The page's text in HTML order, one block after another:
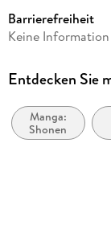
Reihe
Autor/Autorin
Übersetzung
Markus Lange
Barrierefreiheit
Keine
Entdecken Sie
Manga:
Shonen